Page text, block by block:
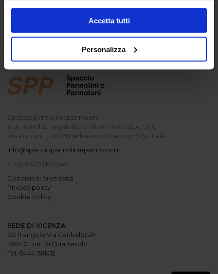
Accetta tutti
Personalizza
Spacciopannoliniepannoloni
è un marchio registrato Cristian Ferro I.B.A. SNC
Via Puccini 11, 36021 Barbarano Vicentino (VI) - Italia
info@spacciopannoliniepannoloni.it
P.Iva: 03403190246
Condizioni di vendita
Privacy policy
Cookie Policy
SEDE DI VICENZA
SS 11 angolo Via Garibaldi 2/4
36040 Torri di Quartesolo
Tel. 0444.581412